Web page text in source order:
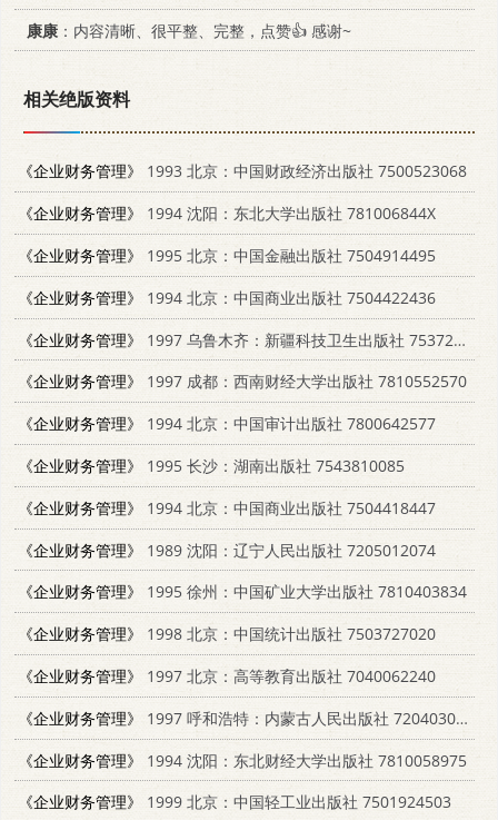
康康 ：内容清晰、很平整、完整，点赞👍 感谢~
相关绝版资料
《企业财务管理》
1993 北京：中国财政经济出版社 7500523068
《企业财务管理》
1994 沈阳：东北大学出版社 781006844X
《企业财务管理》
1995 北京：中国金融出版社 7504914495
《企业财务管理》
1994 北京：中国商业出版社 7504422436
《企业财务管理》
1997 乌鲁木齐：新疆科技卫生出版社 7537214603
《企业财务管理》
1997 成都：西南财经大学出版社 7810552570
《企业财务管理》
1994 北京：中国审计出版社 7800642577
《企业财务管理》
1995 长沙：湖南出版社 7543810085
《企业财务管理》
1994 北京：中国商业出版社 7504418447
《企业财务管理》
1989 沈阳：辽宁人民出版社 7205012074
《企业财务管理》
1995 徐州：中国矿业大学出版社 7810403834
《企业财务管理》
1998 北京：中国统计出版社 7503727020
《企业财务管理》
1997 北京：高等教育出版社 7040062240
《企业财务管理》
1997 呼和浩特：内蒙古人民出版社 7204030710
《企业财务管理》
1994 沈阳：东北财经大学出版社 7810058975
《企业财务管理》
1999 北京：中国轻工业出版社 7501924503